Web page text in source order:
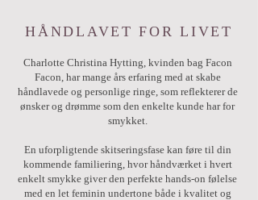
HÅNDLAVET FOR LIVET
Charlotte Christina Hytting, kvinden bag Facon
Facon, har mange års erfaring med at skabe
håndlavede og personlige ringe, som reflekterer de
ønsker og drømme som den enkelte kunde har for
smykket.
En uforpligtende skitseringsfase kan føre til din
kommende familiering, hvor håndværket i hvert
enkelt smykke giver den perfekte hands-on følelse
med en let feminin undertone både i kvalitet og